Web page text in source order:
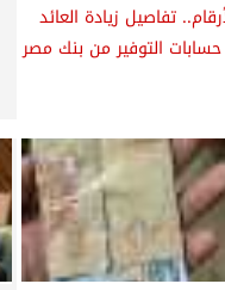
تفاصيل زيادة العائد
التوفير من بنك مصر